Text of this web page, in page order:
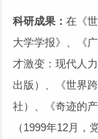
科研成果： 在《
大学学报》、《
才激变：现代人
出版）、《世界
社）、《奇迹的
（1999年12月